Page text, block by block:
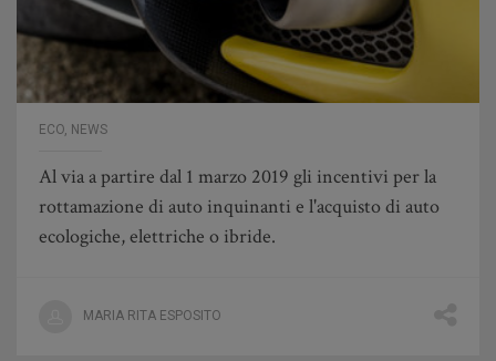
ECO, NEWS
Al via a partire dal 1 marzo 2019 gli incentivi per la
rottamazione di auto inquinanti e l'acquisto di auto
ecologiche, elettriche o ibride.
MARIA RITA ESPOSITO